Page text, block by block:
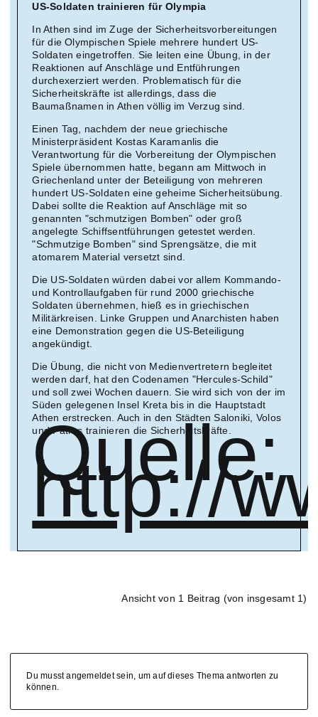
US-Soldaten trainieren für Olympia
In Athen sind im Zuge der Sicherheitsvorbereitungen
für die Olympischen Spiele mehrere hundert US-
Soldaten eingetroffen. Sie leiten eine Übung, in der
Reaktionen auf Anschläge und Entführungen
durchexerziert werden. Problematisch für die
Sicherheitskräfte ist allerdings, dass die
Baumaßnamen in Athen völlig im Verzug sind.
Einen Tag, nachdem der neue griechische
Ministerpräsident Kostas Karamanlis die
Verantwortung für die Vorbereitung der Olympischen
Spiele übernommen hatte, begann am Mittwoch in
Griechenland unter der Beteiligung von mehreren
hundert US-Soldaten eine geheime Sicherheitsübung.
Dabei sollte die Reaktion auf Anschläge mit so
genannten "schmutzigen Bomben" oder groß
angelegte Schiffsentführungen getestet werden.
"Schmutzige Bomben" sind Sprengsätze, die mit
atomarem Material versetzt sind.
Die US-Soldaten würden dabei vor allem Kommando-
und Kontrollaufgaben für rund 2000 griechische
Soldaten übernehmen, hieß es in griechischen
Militärkreisen. Linke Gruppen und Anarchisten haben
eine Demonstration gegen die US-Beteiligung
angekündigt.
Die Übung, die nicht von Medienvertretern begleitet
werden darf, hat den Codenamen "Hercules-Schild"
und soll zwei Wochen dauern. Sie wird sich von der im
Süden gelegenen Insel Kreta bis in die Hauptstadt
Athen erstrecken. Auch in den Städten Saloniki, Volos
und Patras trainieren die Sicherheitskräfte.
Quelle:
http://
Ansicht von 1 Beitrag (von insgesamt 1)
Du musst angemeldet sein, um auf dieses Thema antworten zu
können.